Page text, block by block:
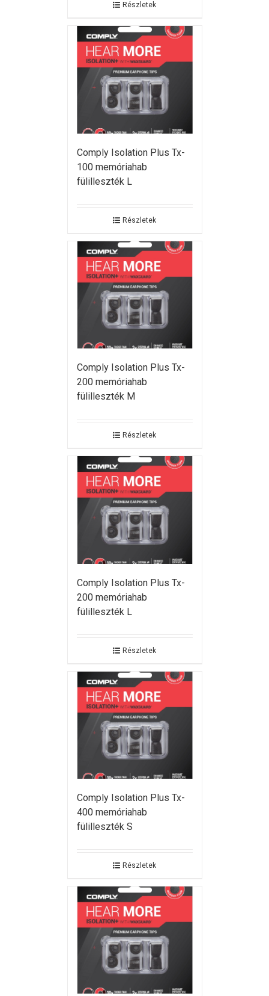
Részletek
Comply Isolation Plus Tx-
100 memóriahab
fülilleszték L
Részletek
Comply Isolation Plus Tx-
200 memóriahab
fülilleszték M
Részletek
Comply Isolation Plus Tx-
200 memóriahab
fülilleszték L
Részletek
Comply Isolation Plus Tx-
400 memóriahab
fülilleszték S
Részletek